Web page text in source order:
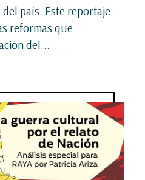
país. Este reportaje
reformas que
del...